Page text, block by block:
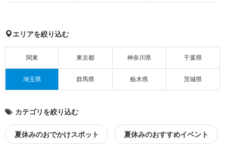
エリアを絞り込む
関東 東京都 神奈川県 千葉県
埼玉県 群馬県 栃木県 茨城県
カテゴリを絞り込む
夏休みのおでかけスポット 夏休みのおすすめイベント